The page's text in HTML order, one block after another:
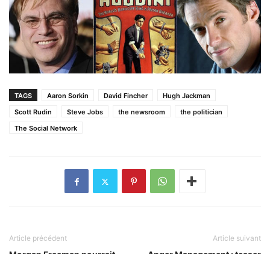
TAGS Aaron Sorkin David Fincher
Hugh Jackman
Scott Rudin
Steve Jobs the newsroom
the politician
The Social Network
Article précédent Article suivant